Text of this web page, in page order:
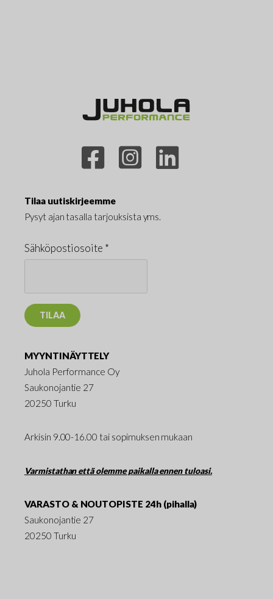
Tilaa uutiskirjeemme
Pysyt ajan tasalla tarjouksista yms.
Sähköpostiosoite *
MYYNTINÄYTTELY
Juhola Performance Oy
Saukonojantie 27
20250 Turku
Arkisin 9.00-16.00 tai sopimuksen mukaan
Varmistathan että olemme paikalla ennen tuloasi.
VARASTO & NOUTOPISTE 24h (pihalla)
Saukonojantie 27
20250 Turku